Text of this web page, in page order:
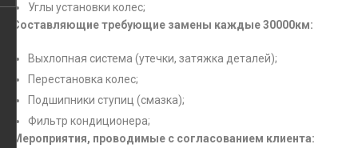
Углы установки колес;
Составляющие требующие замены каждые 30000км:
Выхлопная система (утечки, затяжка деталей);
Перестановка колес;
Подшипники ступиц (смазка);
Фильтр кондиционера;
Мероприятия, проводимые с согласованием клиента: